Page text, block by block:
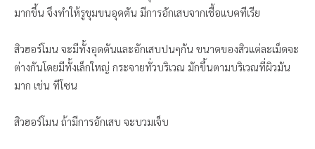
มากขึ้น จึงทำให้รูขุมขนอุดตัน มีการอักเสบจากเชื้อแบคทีเรีย
สิวฮอร์โมน จะมีทั้งอุดตันและอักเสบปนๆกัน ขนาดของสิวแต่ละเม็ดจะ
ต่างกันโดยมีทั้งเล็กใหญ่ กระจายทั่วบริเวณ มักขึ้นตามบริเวณที่ผิวมัน
มาก เช่น ทีโซน
สิวฮอร์โมน ถ้ามีการอักเสบ จะบวมเจ็บ